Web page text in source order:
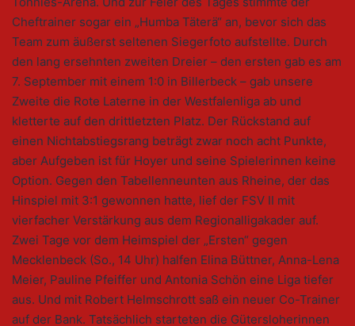
Cheftrainer sogar ein „Humba Täterä“ an, bevor sich das
Team zum äußerst seltenen Siegerfoto aufstellte. Durch
den lang ersehnten zweiten Dreier – den ersten gab es am
7. September mit einem 1:0 in Billerbeck – gab unsere
Zweite die Rote Laterne in der Westfalenliga ab und
kletterte auf den drittletzten Platz. Der Rückstand auf
einen Nichtabstiegsrang beträgt zwar noch acht Punkte,
aber Aufgeben ist für Hoyer und seine Spielerinnen keine
Option. Gegen den Tabellenneunten aus Rheine, der das
Hinspiel mit 3:1 gewonnen hatte, lief der FSV II mit
vierfacher Verstärkung aus dem Regionalligakader auf.
Zwei Tage vor dem Heimspiel der „Ersten“ gegen
Mecklenbeck (So., 14 Uhr) halfen Elina Büttner, Anna-Lena
Meier, Pauline Pfeiffer und Antonia Schön eine Liga tiefer
aus. Und mit Robert Helmschrott saß ein neuer Co-Trainer
auf der Bank. Tatsächlich starteten die Gütersloherinnen